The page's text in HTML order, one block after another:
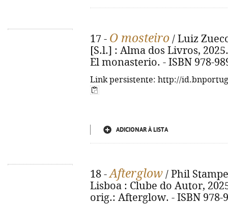
17 - O mosteiro / Luiz
[S.l.] : Alma dos Livros,
El monasterio. - ISBN 978-
Link persistente: http://
ADICIONAR À LISTA
18 -Afterglow / Phil
Lisboa : Clube do Autor,
orig.: Afterglow. - ISBN 978-